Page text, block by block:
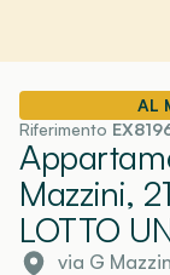
AL
Riferimento
Mazzini,
LOTTO
via G